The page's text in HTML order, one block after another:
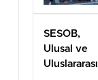
SESOB,
Ulusal ve
Uluslararası